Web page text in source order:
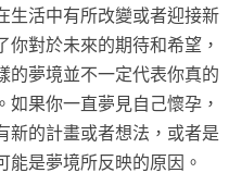
生活中有所改變或者迎接新
對於未來的期待和希望，
的夢境並不一定代表你真的
果你一直夢見自己懷孕，
新的計畫或者想法，或者是
能是夢境所反映的原因。